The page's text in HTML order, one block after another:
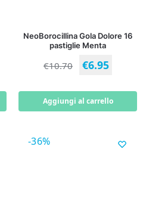
NeoBorocillina Gola Dolore 16
pastiglie Menta
€10.70 €6.95
Aggiungi al carrello
-36%